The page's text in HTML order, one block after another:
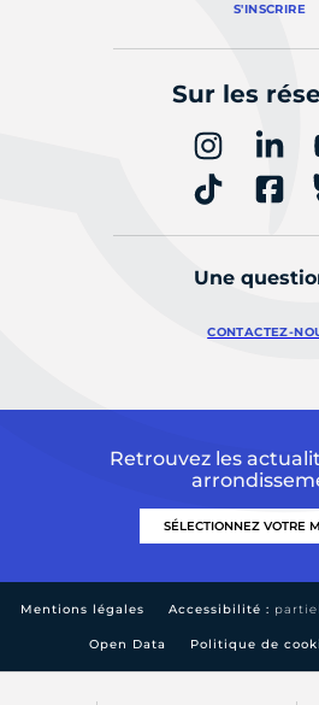
S'INSCRIRE
Sur les
Une
CONTACTEZ-
Retrouvez les
Mentions légales Accessibilité :
Open Data Politique de